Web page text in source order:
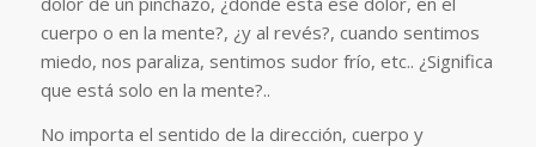
cuerpo o en la mente?, ¿y al revés?, cuando sentimos
miedo, nos paraliza, sentimos sudor frío, etc.. ¿Significa
que está solo en la mente?..
No importa el sentido de la dirección, cuerpo y